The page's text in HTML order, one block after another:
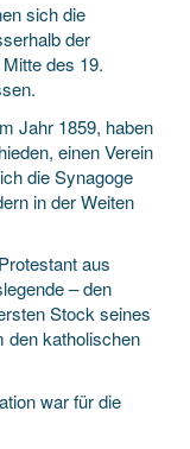
sich die
der
des 19.
Jahr 1859, haben
einen Verein
die Synagoge
in der Weiten
aus
– den
Stock seines
den katholischen
war für die